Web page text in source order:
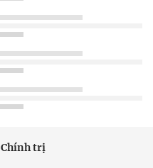
Chính trị